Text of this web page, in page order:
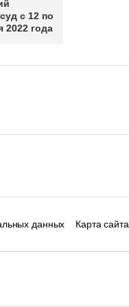
с 12 по
2022 года
данных Карта сайта